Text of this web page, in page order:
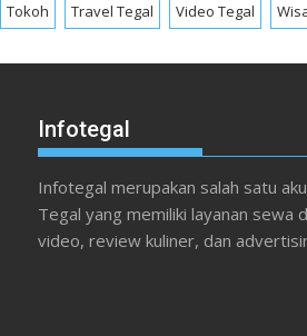
Tokoh Travel Tegal Video Tegal
Infotegal
Infotegal merupakan salah satu
Tegal yang memiliki layanan sewa
video, review kuliner, dan